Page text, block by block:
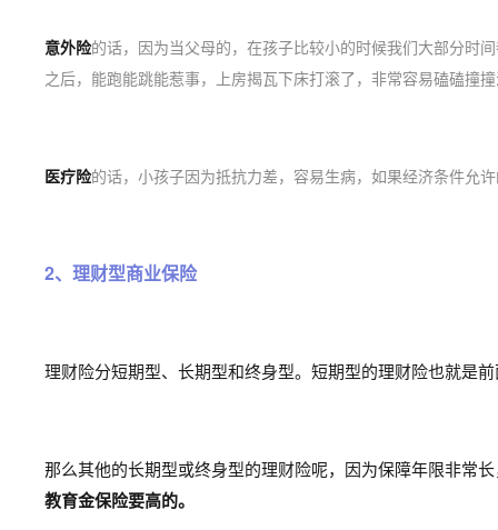
意外险的话，因为当父母的，在孩子比较小的时候我们大部分时
之后，能跑能跳能惹事，上房揭瓦下床打滚了，非常容易磕磕撞
医疗险的话，小孩子因为抵抗力差，容易生病，如果经济条件允
2、理财型商业保险
理财险分短期型、长期型和终身型。 短期型的理财险也就是
那么其他的长期型或终身型的理财险呢，因为保障年限非常
教育金保险要高的。